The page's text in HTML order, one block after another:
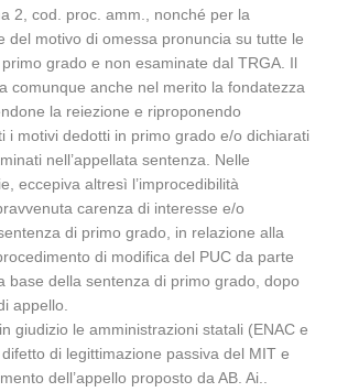
2, cod. proc. amm., nonché per la
del motivo di omessa pronuncia su tutte le
grado e non esaminate dal TRGA. Il
comunque anche nel merito la fondatezza
la reiezione e riproponendo
i motivi dedotti in primo grado e/o dichiarati
nell’appellata sentenza. Nelle
eccepiva altresì l’improcedibilità
carenza di interesse e/o
di primo grado, in relazione alla
di modifica del PUC da parte
base della sentenza di primo grado, dopo
appello.
giudizio le amministrazioni statali (ENAC e
di legittimazione passiva del MIT e
dell’appello proposto da AB. Ai..